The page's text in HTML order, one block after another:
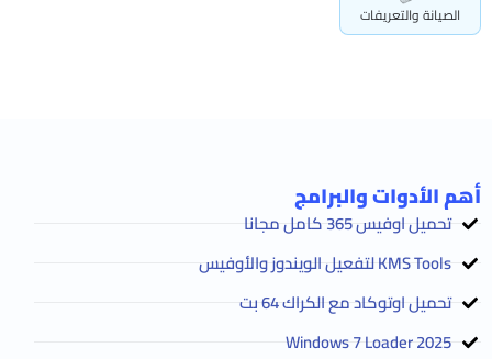
الصيانة والتعريفات
أهم الأدوات والبرامج
تحميل اوفيس 365 كامل مجانا
KMS Tools لتفعيل الويندوز والأوفيس
تحميل اوتوكاد مع الكراك 64 بت
2025 Windows 7 Loader